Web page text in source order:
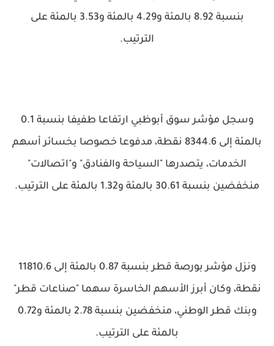
بنسبة 8.92 بالمئة و4.29 بالمئة و3.53 بالمئة على
الترتيب.
وسجل مؤشر سوق أبوظبي ارتفاعا طفيفا بنسبة 0.1
بالمئة إلى 8344.6 نقطة، مدفوعا خصوصا بخسائر أسهم
الخدمات، يتصدرها "السياحة والفنادق" و"اتصالات"
منخفضين بنسبة 30.61 بالمئة و1.32 بالمئة على الترتيب.
ونزل مؤشر بورصة قطر بنسبة 0.87 بالمئة إلى 11810.6
نقطة، وكان أبرز الأسهم الخاسرة سهما "صناعات قطر"
وبنك قطر الوطني، منخفضين بنسبة 2.78 بالمئة و0.72
بالمئة على الترتيب.